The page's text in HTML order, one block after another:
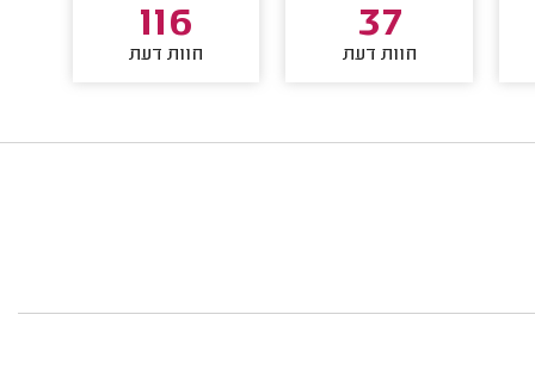
37
חוות דעת
116
חוות דעת